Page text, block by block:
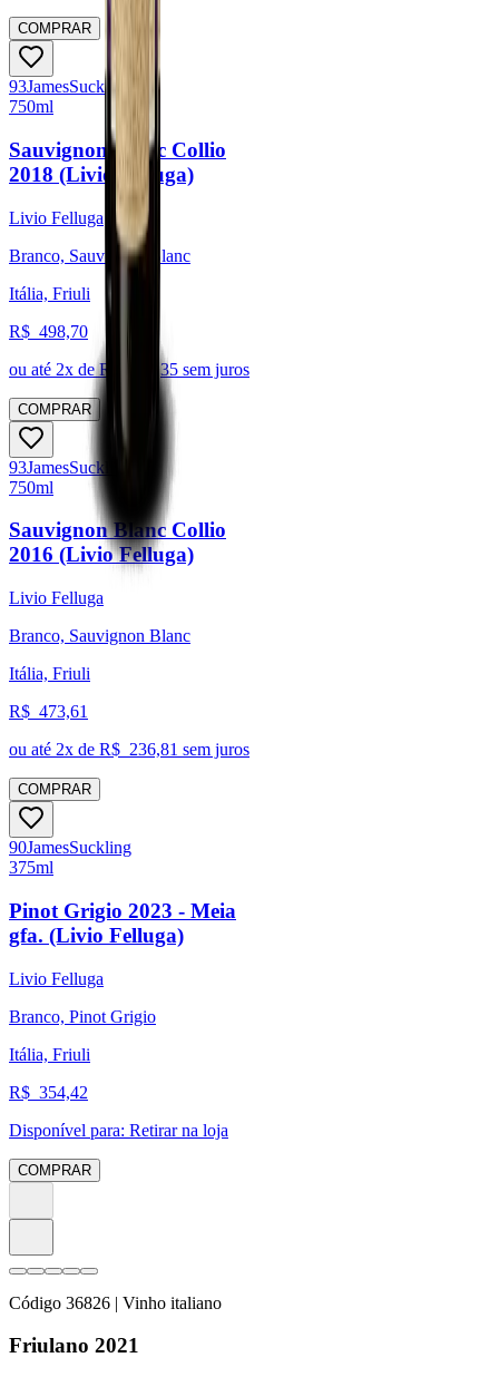
COMPRAR
93JamesSuckling
750ml
Sauvignon Blanc Collio
2018 (Livio Felluga)
Livio Felluga
Branco, Sauvignon Blanc
Itália, Friuli
R$ 498,70
ou até 2x de R$ 249,35 sem juros
COMPRAR
93JamesSuckling
750ml
Sauvignon Blanc Collio
2016 (Livio Felluga)
Livio Felluga
Branco, Sauvignon Blanc
Itália, Friuli
R$ 473,61
ou até 2x de R$ 236,81 sem juros
COMPRAR
90JamesSuckling
375ml
Pinot Grigio 2023 - Meia
gfa. (Livio Felluga)
Livio Felluga
Branco, Pinot Grigio
Itália, Friuli
R$ 354,42
Disponível para: Retirar na loja
COMPRAR
Código 36826 | Vinho italiano
Friulano 2021